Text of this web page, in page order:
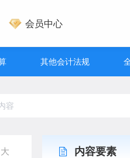
会员中心
其他会计法规
内容要素
大